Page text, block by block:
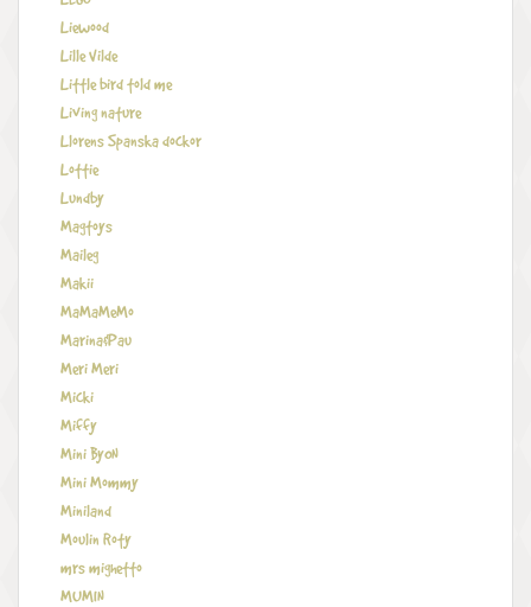
Liewood
Lille Vilde
Little bird told me
Living nature
Llorens Spanska dockor
Lottie
Lundby
Magtoys
Maileg
Makii
MaMaMeMo
Marina&Pau
Meri Meri
Micki
Miffy
Mini ByON
Mini Mommy
Miniland
Moulin Roty
mrs mighetto
MUMIN